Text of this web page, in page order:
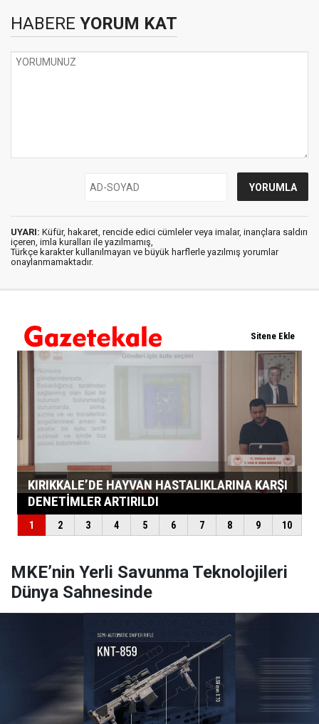
HABERE YORUM KAT
UYARI: Küfür, hakaret, rencide edici cümleler veya imalar, inançlara saldırı
içeren, imla kuralları ile yazılmamış,
Türkçe karakter kullanılmayan ve büyük harflerle yazılmış yorumlar
onaylanmamaktadır.
MKE’nin Yerli Savunma Teknolojileri
Dünya Sahnesinde